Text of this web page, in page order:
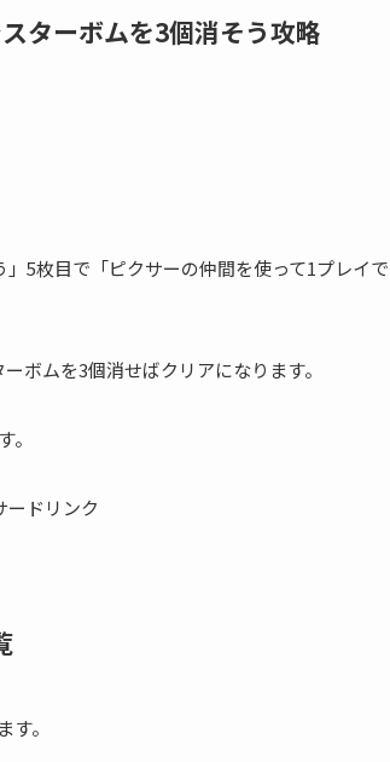
ターボムを3個消そう攻略
5枚目で「ピクサーの仲間を使って1プレイ
ボムを3個消せばクリアになります。
ードリンク
。